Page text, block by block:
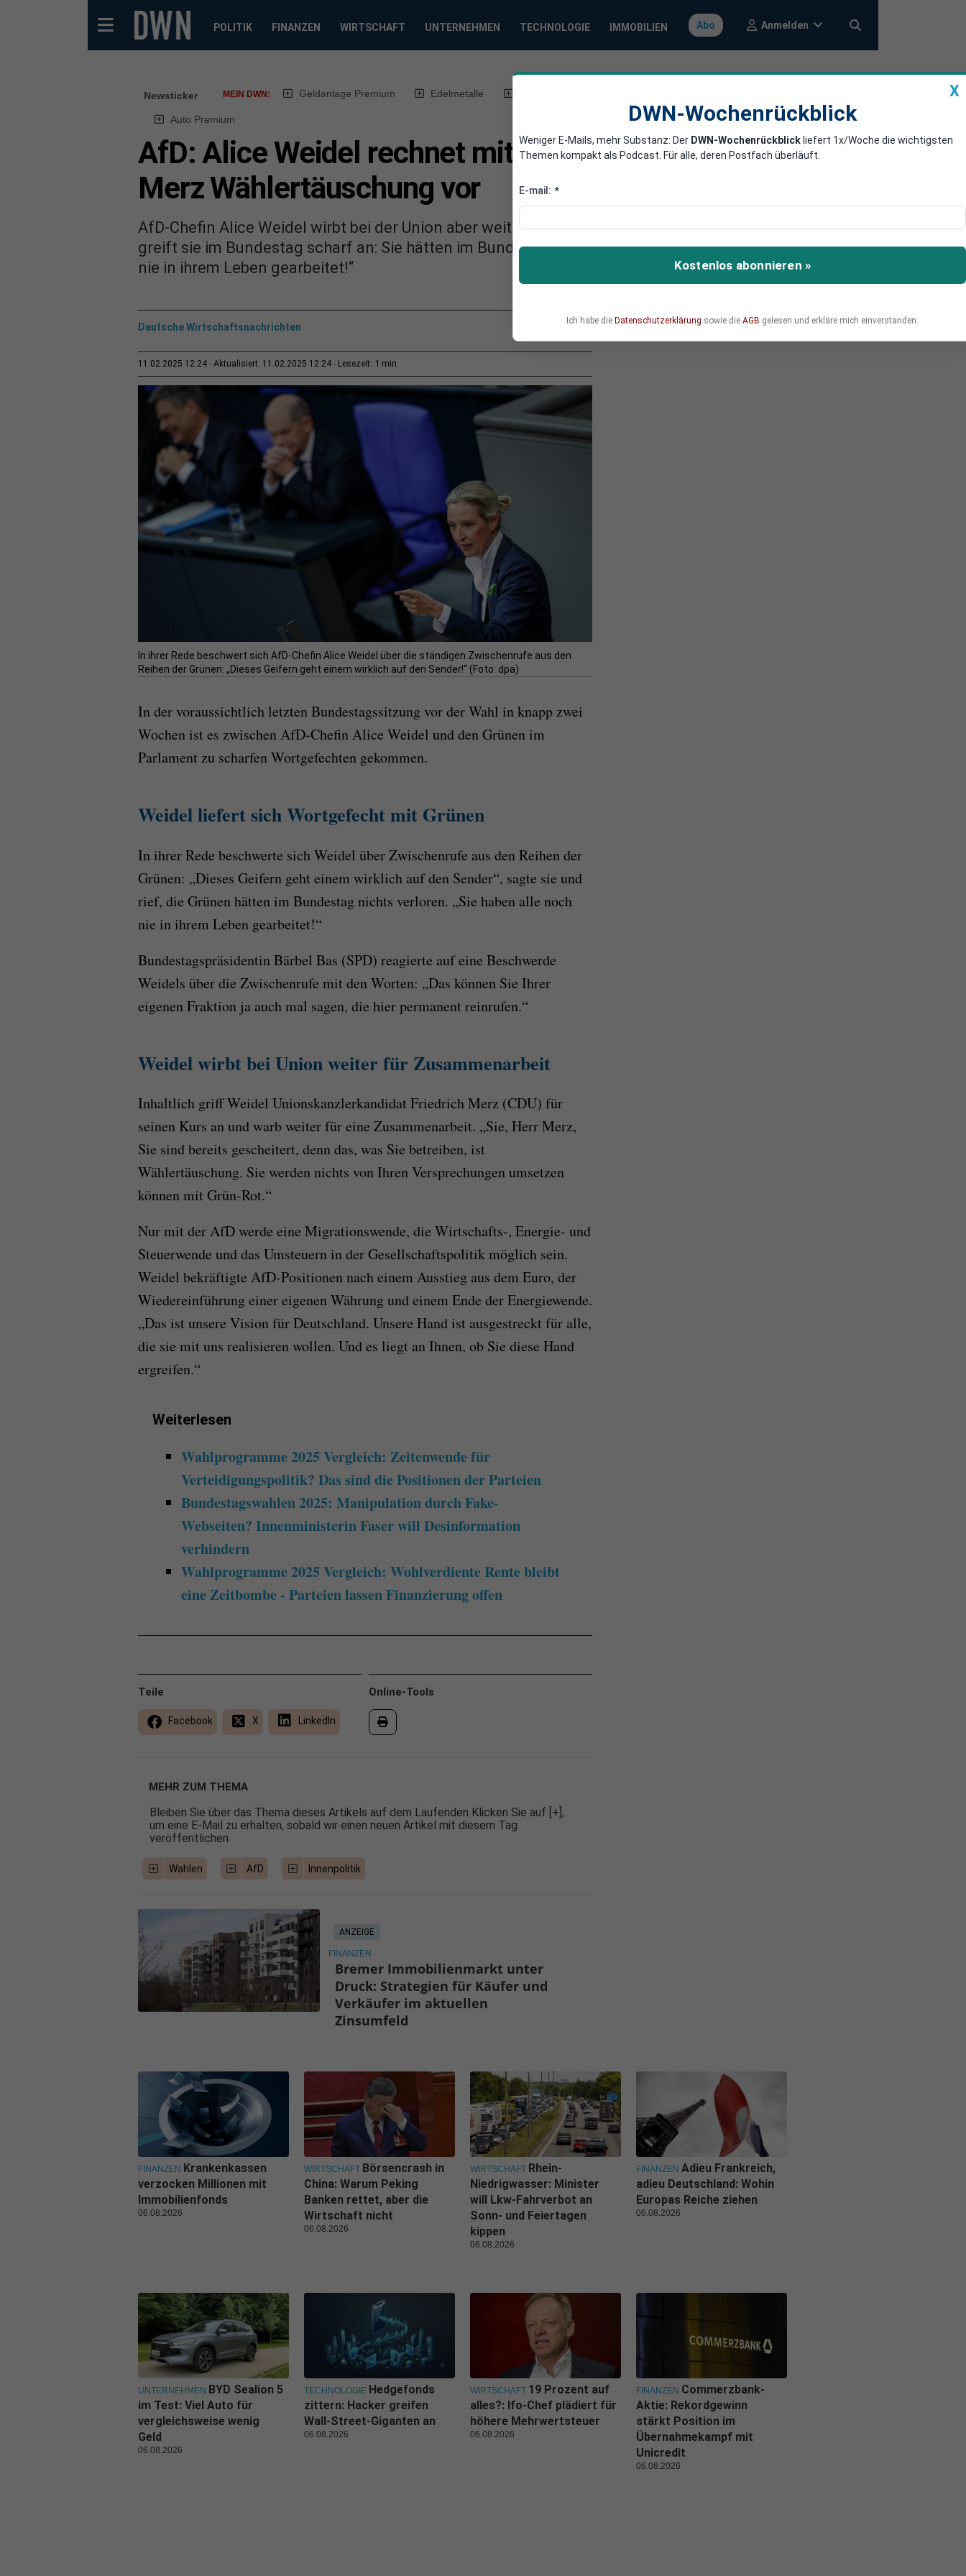
POLITIK FINANZEN WIRTSCHAFT UNTERNEHMEN TECHNOLOGIE IMMOBILIEN Abo Anmelden
Newsticker MEIN DWN: Geldanlage Premium Edelmetalle
Auto Premium
AfD: Alice Weidel rechnet mit den Grünen ab und wirft
Merz Wählertäuschung vor
AfD-Chefin Alice Weidel wirbt bei der Union aber weiter um eine Zusammenarbeit. Die Grünen
greift sie im Bundestag scharf an: Sie hätten im Bundestag nichts verloren. „Sie haben alle noch
nie in ihrem Leben gearbeitet!“
Deutsche Wirtschaftsnachrichten
11.02.2025 12:24 Aktualisiert: 11.02.2025 12:24 Lesezeit: 1 min
In ihrer Rede beschwert sich AfD-Chefin Alice Weidel über die ständigen Zwischenrufe aus den
Reihen der Grünen: „Dieses Geifern geht einem wirklich auf den Sender!“ (Foto: dpa)
In der voraussichtlich letzten Bundestagssitzung vor der Wahl in knapp zwei
Wochen ist es zwischen AfD-Chefin Alice Weidel und den Grünen im
Parlament zu scharfen Wortgefechten gekommen.
Weidel liefert sich Wortgefecht mit Grünen
In ihrer Rede beschwerte sich Weidel über Zwischenrufe aus den Reihen der
Grünen: „Dieses Geifern geht einem wirklich auf den Sender“, sagte sie und
rief, die Grünen hätten im Bundestag nichts verloren. „Sie haben alle noch
nie in ihrem Leben gearbeitet!“
Bundestagspräsidentin Bärbel Bas (SPD) reagierte auf eine Beschwerde
Weidels über die Zwischenrufe mit den Worten: „Das können Sie Ihrer
eigenen Fraktion ja auch mal sagen, die hier permanent reinrufen.“
Weidel wirbt bei Union weiter für Zusammenarbeit
Inhaltlich griff Weidel Unionskanzlerkandidat Friedrich Merz (CDU) für
seinen Kurs an und warb weiter für eine Zusammenarbeit. „Sie, Herr Merz,
Sie sind bereits gescheitert, denn das, was Sie betreiben, ist
Wählertäuschung. Sie werden nichts von Ihren Versprechungen umsetzen
können mit Grün-Rot.“
Nur mit der AfD werde eine Migrationswende, die Wirtschafts-, Energie- und
Steuerwende und das Umsteuern in der Gesellschaftspolitik möglich sein.
Weidel bekräftigte AfD-Positionen nach einem Ausstieg aus dem Euro, der
Wiedereinführung einer eigenen Währung und einem Ende der Energiewende.
„Das ist unsere Vision für Deutschland. Unsere Hand ist ausgestreckt für alle,
die sie mit uns realisieren wollen. Und es liegt an Ihnen, ob Sie diese Hand
ergreifen.“
Weiterlesen
Wahlprogramme 2025 Vergleich: Zeitenwende für
Verteidigungspolitik? Das sind die Positionen der Parteien
Bundestagswahlen 2025: Manipulation durch Fake-
Webseiten? Innenministerin Faser will Desinformation
verhindern
Wahlprogramme 2025 Vergleich: Wohlverdiente Rente bleibt
eine Zeitbombe - Parteien lassen Finanzierung offen
Online-Tools
Teile
Facebook X LinkedIn
MEHR ZUM THEMA
Bleiben Sie über das Thema dieses Artikels auf dem Laufenden Klicken Sie auf [+],
um eine E-Mail zu erhalten, sobald wir einen neuen Artikel mit diesem Tag
veröffentlichen
Wahlen AfD Innenpolitik
ANZEIGE
FINANZEN
Bremer Immobilienmarkt unter
Druck: Strategien für Käufer und
Verkäufer im aktuellen
Zinsumfeld
X
DWN-Wochenrückblick
Weniger E-Mails, mehr Substanz: Der DWN-Wochenrückblick liefert 1x/Woche die wichtigsten
Themen kompakt als Podcast. Für alle, deren Postfach überläuft.
E-mail: *
Kostenlos abonnieren »
Ich habe die Datenschutzerklärung sowie die AGB gelesen und erkläre mich einverstanden.
FINANZEN Krankenkassen
verzocken Millionen mit
Immobilienfonds
06.08.2026
WIRTSCHAFT Börsencrash in
China: Warum Peking
Banken rettet, aber die
Wirtschaft nicht
06.08.2026
WIRTSCHAFT Rhein-
Niedrigwasser: Minister
will Lkw-Fahrverbot an
Sonn- und Feiertagen
kippen
06.08.2026
FINANZEN Adieu Frankreich,
adieu Deutschland: Wohin
Europas Reiche ziehen
06.08.2026
UNTERNEHMEN BYD Sealion 5
im Test: Viel Auto für
vergleichsweise wenig
Geld
06.08.2026
TECHNOLOGIE Hedgefonds
zittern: Hacker greifen
Wall-Street-Giganten an
06.08.2026
WIRTSCHAFT 19 Prozent auf
alles?: Ifo-Chef plädiert für
höhere Mehrwertsteuer
06.08.2026
FINANZEN Commerzbank-
Aktie: Rekordgewinn
stärkt Position im
Übernahmekampf mit
Unicredit
06.08.2026